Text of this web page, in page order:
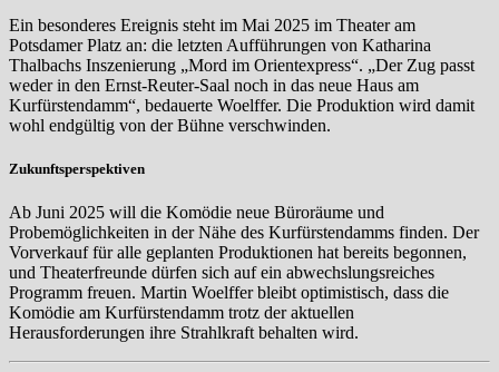
Ein besonderes Ereignis steht im Mai 2025 im Theater am
Potsdamer Platz an: die letzten Aufführungen von Katharina
Thalbachs Inszenierung „Mord im Orientexpress“. „Der Zug passt
weder in den Ernst-Reuter-Saal noch in das neue Haus am
Kurfürstendamm“, bedauerte Woelffer. Die Produktion wird damit
wohl endgültig von der Bühne verschwinden.
Zukunftsperspektiven
Ab Juni 2025 will die Komödie neue Büroräume und
Probemöglichkeiten in der Nähe des Kurfürstendamms finden. Der
Vorverkauf für alle geplanten Produktionen hat bereits begonnen,
und Theaterfreunde dürfen sich auf ein abwechslungsreiches
Programm freuen. Martin Woelffer bleibt optimistisch, dass die
Komödie am Kurfürstendamm trotz der aktuellen
Herausforderungen ihre Strahlkraft behalten wird.